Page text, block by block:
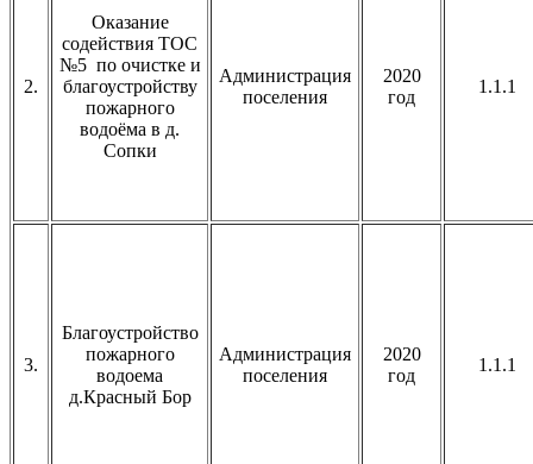
2.
Оказание
содействия ТОС
№5 по очистке и
благоустройству
пожарного
водоёма в д.
Сопки
Администрация
поселения
2020
год
1.1.1
3.
Благоустройство
пожарного
водоема
д.Красный Бор
Администрация
поселения
2020
год
1.1.1